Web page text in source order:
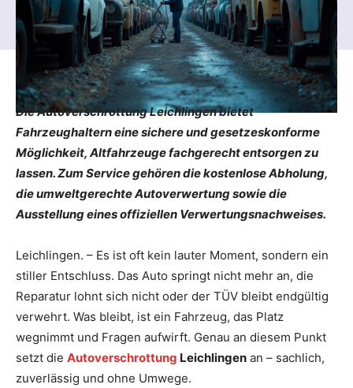
Die Autoverschrottung Leichlingen bietet
Fahrzeughaltern eine sichere und gesetzeskonforme
Möglichkeit, Altfahrzeuge fachgerecht entsorgen zu
lassen. Zum Service gehören die kostenlose Abholung,
die umweltgerechte Autoverwertung sowie die
Ausstellung eines offiziellen Verwertungsnachweises.
Leichlingen. – Es ist oft kein lauter Moment, sondern ein
stiller Entschluss. Das Auto springt nicht mehr an, die
Reparatur lohnt sich nicht oder der TÜV bleibt endgültig
verwehrt. Was bleibt, ist ein Fahrzeug, das Platz
wegnimmt und Fragen aufwirft. Genau an diesem Punkt
setzt die Autoverschrottung Leichlingen an – sachlich,
zuverlässig und ohne Umwege.